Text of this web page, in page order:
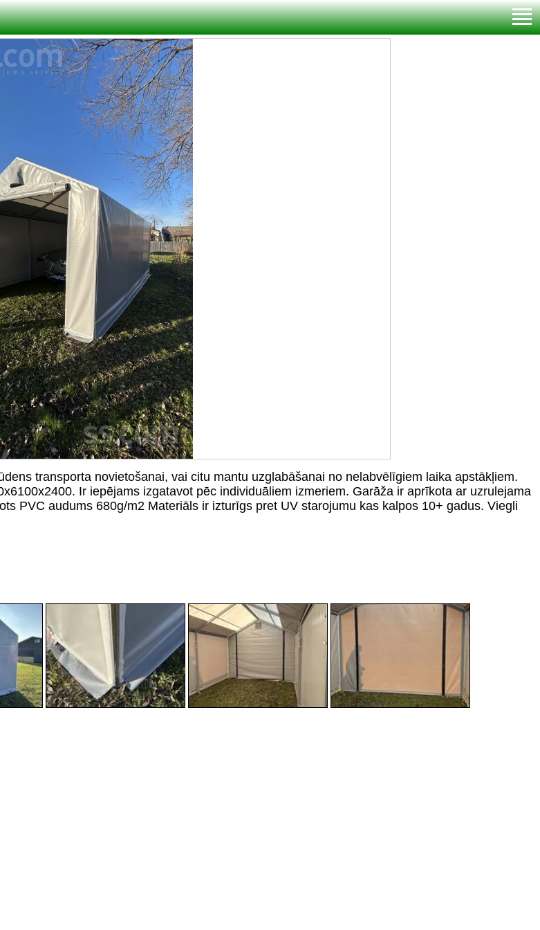
transporta novietošanai, vai citu mantu uzglabāšanai no nelabvēlīgiem laika apstākļiem.
Ir iepējams izgatavot pēc individuāliem izmeriem. Garāža ir aprīkota ar uzrulejama
PVC audums 680g/m2 Materiāls ir izturīgs pret UV starojumu kas kalpos 10+ gadus. Viegli